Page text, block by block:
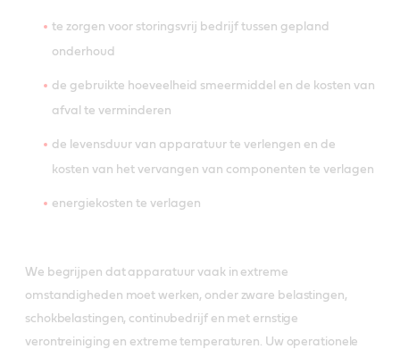
te zorgen voor storingsvrij bedrijf tussen gepland
onderhoud
de gebruikte hoeveelheid smeermiddel en de kosten van
afval te verminderen
de levensduur van apparatuur te verlengen en de
kosten van het vervangen van componenten te verlagen
energiekosten te verlagen
We begrijpen dat apparatuur vaak in extreme
omstandigheden moet werken, onder zware belastingen,
schokbelastingen, continubedrijf en met ernstige
verontreiniging en extreme temperaturen. Uw operationele